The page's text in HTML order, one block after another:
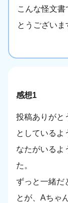
こんな怪文
とうございま
感想1
投稿ありがと
としているよ
なたがいるよ
た。
ずっと一緒だ
とが、Aちゃ